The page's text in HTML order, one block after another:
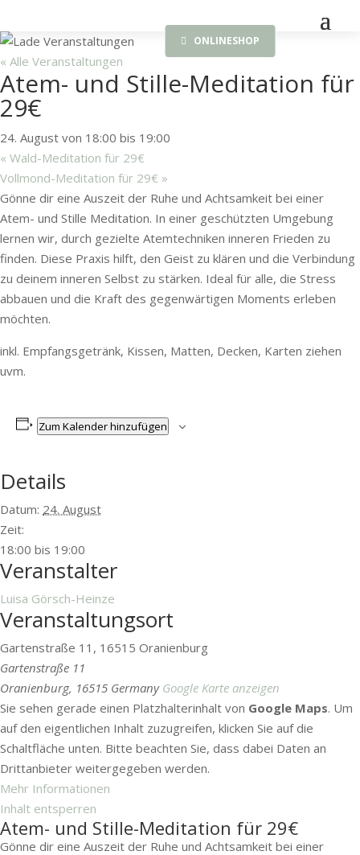
ONLINESHOP
« Alle Veranstaltungen
Atem- und Stille-Meditation für
29€
24. August von 18:00 bis 19:00
« Wald-Meditation für 29€
Vollmond-Meditation für 29€ »
Gönne dir eine Auszeit der Ruhe und Achtsamkeit bei einer
Atem- und Stille Meditation. In einer geschützten Umgebung
lernen wir, durch gezielte Atemtechniken inneren Frieden zu
finden. Diese Praxis hilft, den Geist zu klären und die Verbindung
zu deinem inneren Selbst zu stärken. Ideal für alle, die Stress
abbauen und die Kraft des gegenwärtigen Moments erleben
möchten.
inkl. Empfangsgetränk, Kissen, Matten, Decken, Karten ziehen
uvm.
Zum Kalender hinzufügen
Details
Datum: 24. August
Zeit:
18:00 bis 19:00
Veranstalter
Luisa Görsch-Heinze
Veranstaltungsort
Gartenstraße 11, 16515 Oranienburg
Gartenstraße 11
Oranienburg, 16515 Germany Google Karte anzeigen
Sie sehen gerade einen Platzhalterinhalt von Google Maps. Um
auf den eigentlichen Inhalt zuzugreifen, klicken Sie auf die
Schaltfläche unten. Bitte beachten Sie, dass dabei Daten an
Drittanbieter weitergegeben werden.
Mehr Informationen
Inhalt entsperren
Atem- und Stille-Meditation für 29€
Gönne dir eine Auszeit der Ruhe und Achtsamkeit bei einer